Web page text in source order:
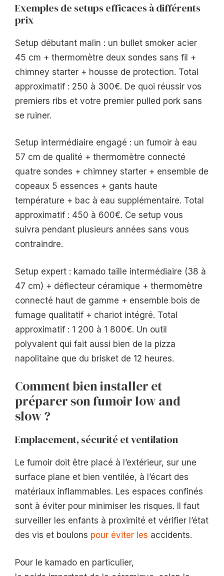
Exemples de setups efficaces à différents
prix
Setup débutant malin : un bullet smoker acier
45 cm + thermomètre deux sondes sans fil +
chimney starter + housse de protection. Total
approximatif : 250 à 300€. De quoi réussir vos
premiers ribs et votre premier pulled pork sans
se ruiner.
Setup intermédiaire engagé : un fumoir à eau
57 cm de qualité + thermomètre connecté
quatre sondes + chimney starter + ensemble de
copeaux 5 essences + gants haute
température + bac à eau supplémentaire. Total
approximatif : 450 à 600€. Ce setup vous
suivra pendant plusieurs années sans vous
contraindre.
Setup expert : kamado taille intermédiaire (38 à
47 cm) + déflecteur céramique + thermomètre
connecté haut de gamme + ensemble bois de
fumage qualitatif + chariot intégré. Total
approximatif : 1 200 à 1 800€. Un outil
polyvalent qui fait aussi bien de la pizza
napolitaine que du brisket de 12 heures.
Comment bien installer et
préparer son fumoir low and
slow ?
Emplacement, sécurité et ventilation
Le fumoir doit être placé à l’extérieur, sur une
surface plane et bien ventilée, à l’écart des
matériaux inflammables. Les espaces confinés
sont à éviter pour minimiser les risques. Il faut
surveiller les enfants à proximité et vérifier l’état
des vis et boulons pour éviter les accidents.
Pour le kamado en particulier,